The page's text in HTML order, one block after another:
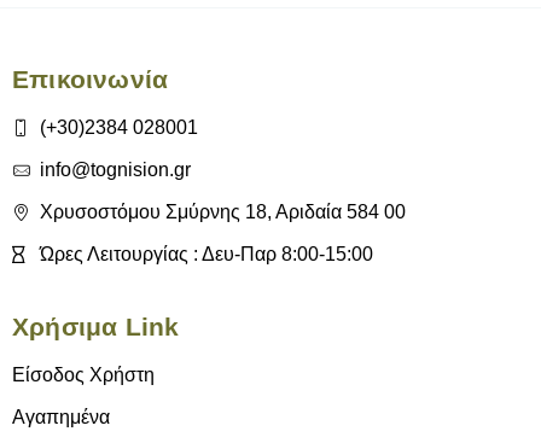
Επικοινωνία
(+30)2384 028001
info@tognision.gr
Χρυσοστόμου Σμύρνης 18, Αριδαία 584 00
Ώρες Λειτουργίας : Δευ-Παρ 8:00-15:00
Χρήσιμα Link
Είσοδος Χρήστη
Αγαπημένα